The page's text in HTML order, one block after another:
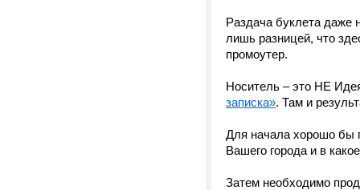
Раздача буклета даже
лишь разницей, что
промоутер.
Носитель – это НЕ
записка». Там и
Для начала хорошо бы
Вашего города и в
Затем необходимо